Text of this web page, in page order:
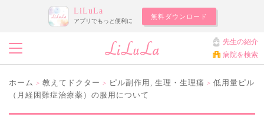
LiLuLa
アプリでもっと便利に
無料ダウンロード
先生の紹介
病院を検索
ホーム > 教えてドクター > ピル副作用 , 生理・生理痛 > 低用量ピル
（月経困難症治療薬）の服用について